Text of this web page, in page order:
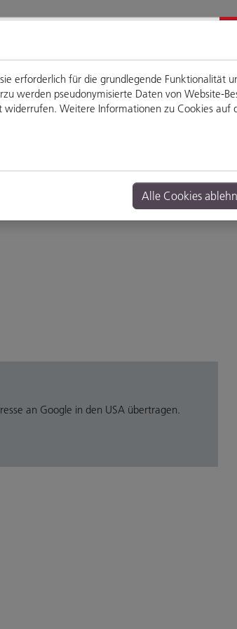
Veranstaltungen
an Google in den USA übertragen.
erforderlich für die grundlegende Funktionalität
werden pseudonymisierte Daten von Website-
Weitere Informationen zu Cookies auf
Alle Cookies